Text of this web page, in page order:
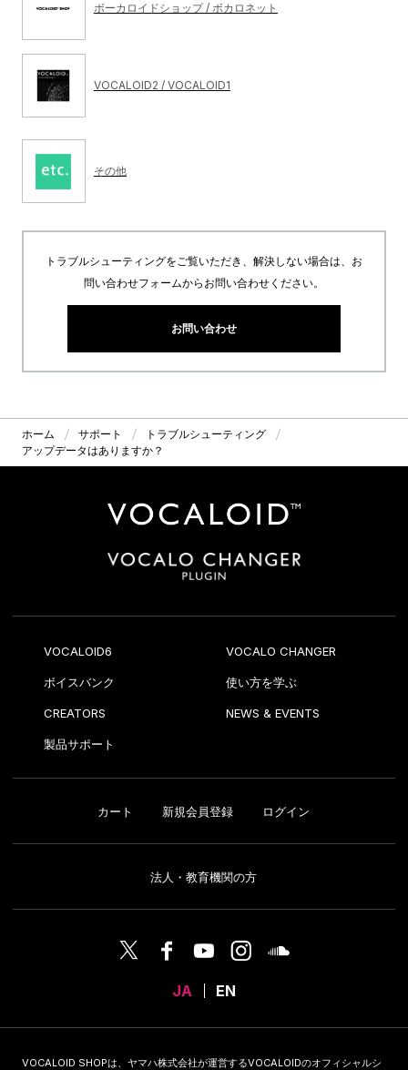
ボーカロイドショップ / ボカロネット
VOCALOID2 / VOCALOID1
その他
トラブルシューティングをご覧いただき、解決しない場合は、お
問い合わせフォームからお問い合わせください。
お問い合わせ
ホーム サポート
トラブルシューティング
アップデータはありますか？
VOCALOID6 VOCALO CHANGER
ボイスバンク 使い方を学ぶ
CREATORS NEWS & EVENTS
製品サポート
カート 新規会員登録 ログイン
法人・教育機関の方
JA EN
VOCALOID SHOPは、ヤマハ株式会社が運営するVOCALOIDのオフィシャルシ